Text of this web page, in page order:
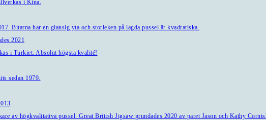
i Kina.
Bitarna har en glansig yta och storleken på lagda pussel är kvadratiska.
2021
i Turkiet. Absolut högsta kvalité!
sedan 1979.
av högkvalitativa pussel. Great British Jigsaw grundades 2020 av paret Jason och Kathy